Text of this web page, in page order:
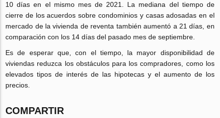
10 días en el mismo mes de 2021. La mediana del tiempo de
cierre de los acuerdos sobre condominios y casas adosadas en el
mercado de la vivienda de reventa también aumentó a 21 días, en
comparación con los 14 días del pasado mes de septiembre.
Es de esperar que, con el tiempo, la mayor disponibilidad de
viviendas reduzca los obstáculos para los compradores, como los
elevados tipos de interés de las hipotecas y el aumento de los
precios.
COMPARTIR